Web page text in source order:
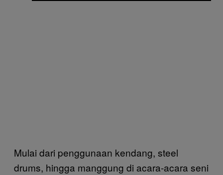
Mulai dari penggunaan kendang, steel
drums, hingga manggung di acara-acara seni